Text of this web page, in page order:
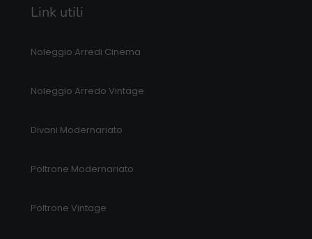
Link utili
Noleggio Arredi Cinema
Noleggio Arredo Vintage
Divani Modernariato
Poltrone Modernariato
Poltrone Vintage